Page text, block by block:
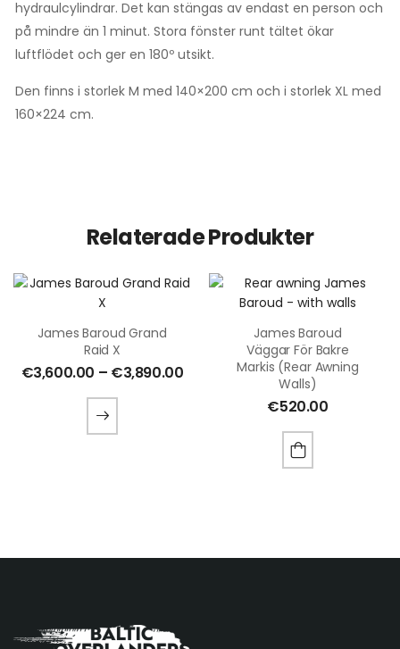
hydraulcylindrar. Det kan stängas av endast en person och
på mindre än 1 minut. Stora fönster runt tältet ökar
luftflödet och ger en 180º utsikt.
Den finns i storlek M med 140×200 cm och i storlek XL med
160×224 cm.
Relaterade Produkter
James Baroud Grand
Raid X
€3,600.00 – €3,890.00
James Baroud
Väggar För Bakre
Markis (Rear Awning
Walls)
€520.00